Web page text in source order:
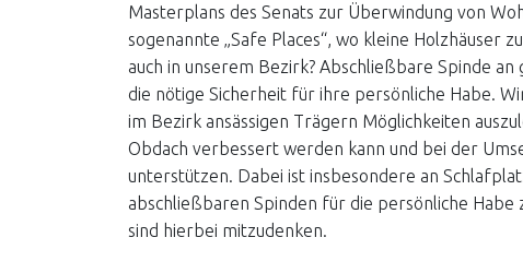
Masterplans des Senats zur Überwindung von
sogenannte „Safe Places“, wo kleine Holzhäuser
auch in unserem Bezirk? Abschließbare Spinde
die nötige Sicherheit für ihre persönliche Habe.
im Bezirk ansässigen Trägern Möglichkeiten
Obdach verbessert werden kann und bei der
unterstützen. Dabei ist insbesondere an
abschließbaren Spinden für die persönliche
sind hierbei mitzudenken.